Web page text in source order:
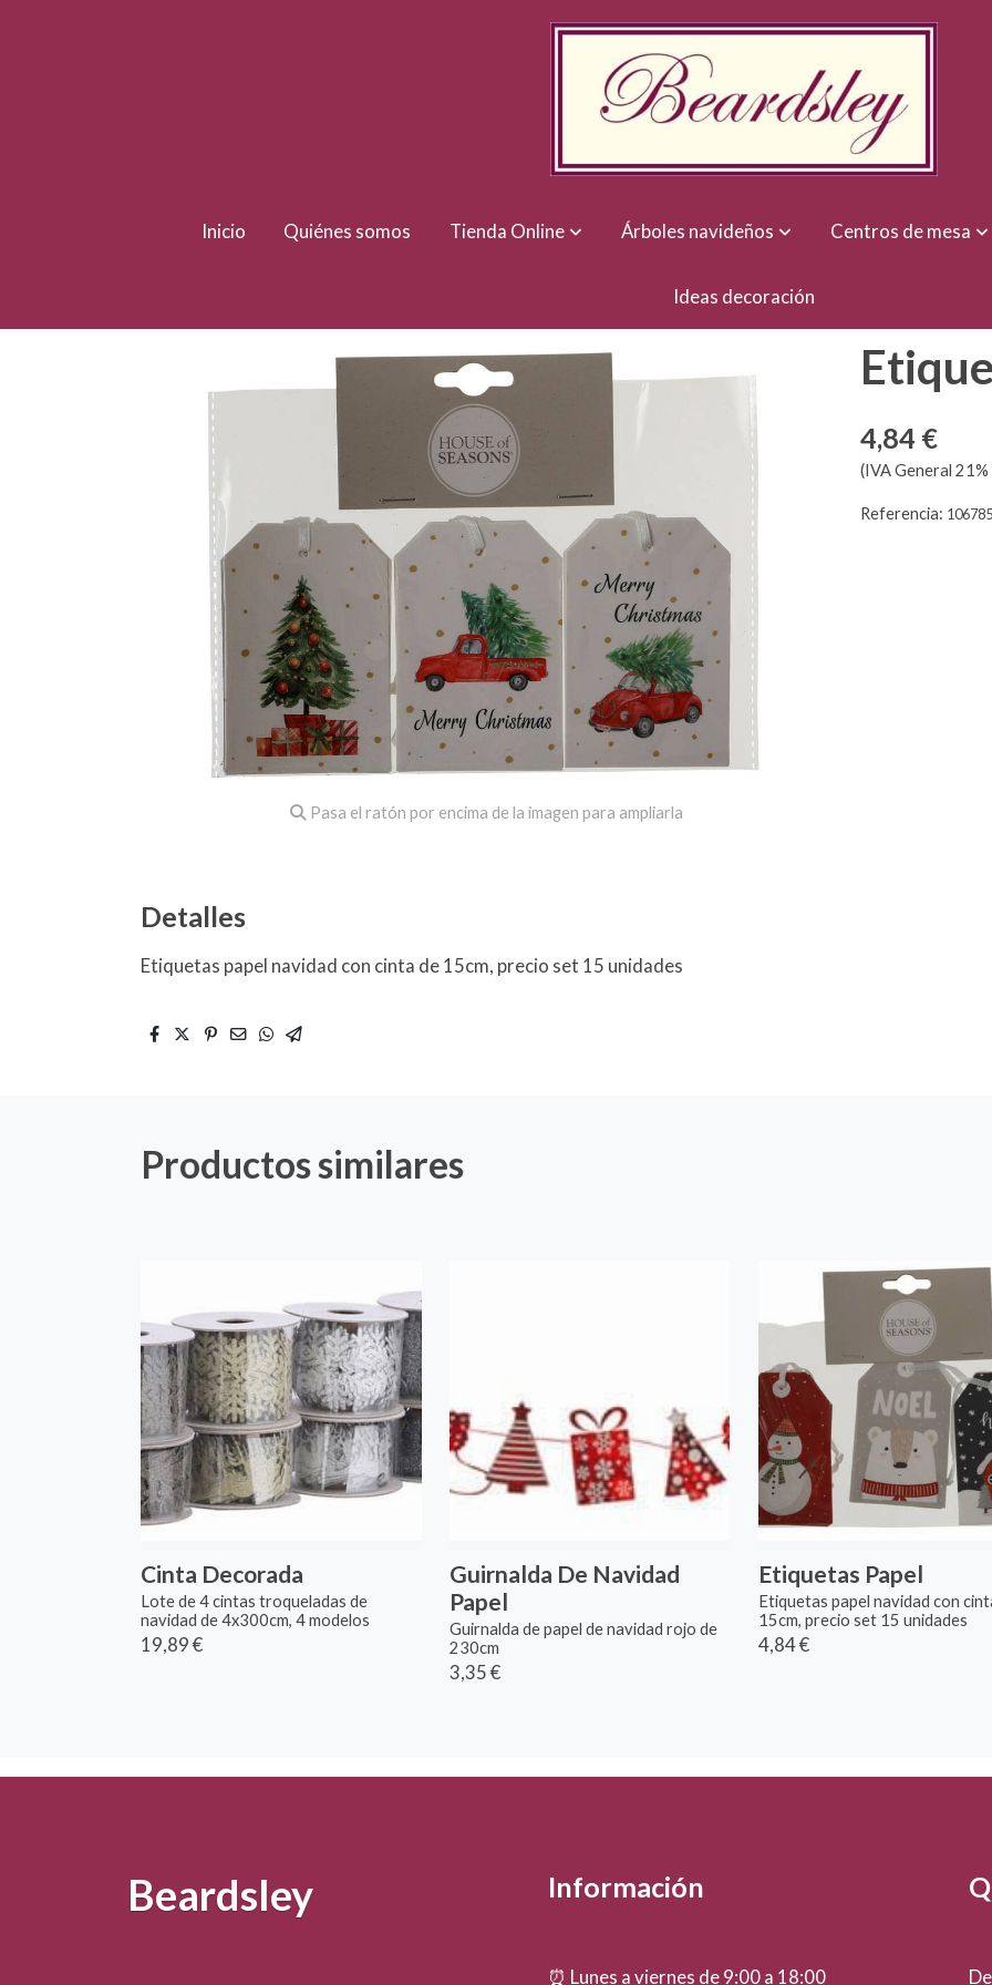
Inicio Quiénes somos Tienda Online Árboles navideños Centros de mesa
Ideas decoración
Pasa el ratón por encima de la imagen para ampliarla
Detalles
Etiquetas papel navidad con cinta de 15cm, precio set 15 unidades
4,84 €
(IVA General
Referencia:
Productos similares
Cinta Decorada
Lote de 4 cintas troqueladas de
navidad de 4x300cm, 4 modelos
19,89 €
Guirnalda De Navidad
Papel
Guirnalda de papel de navidad rojo de
230cm
3,35 €
Etiquetas Papel
Etiquetas papel navidad con
15cm, precio set 15 unidades
4,84 €
Beardsley Información
⏰ Lunes a viernes de 9:00 a 18:00